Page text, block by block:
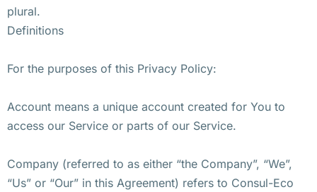
plural.
Definitions
For the purposes of this Privacy Policy:
Account means a unique account created for You to
access our Service or parts of our Service.
Company (referred to as either “the Company”, “We”,
“Us” or “Our” in this Agreement) refers to Consul-Eco